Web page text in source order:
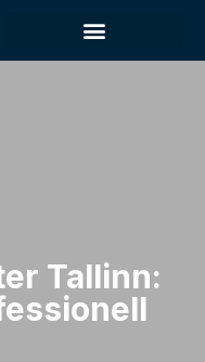
Tallinn: